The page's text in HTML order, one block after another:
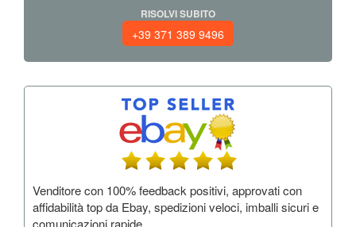
RISOLVI SUBITO
+39 371 389 9496
Venditore con 100% feedback positivi, approvati con
affidabilità top da Ebay, spedizioni veloci, imballi sicuri e
comunicazioni rapide